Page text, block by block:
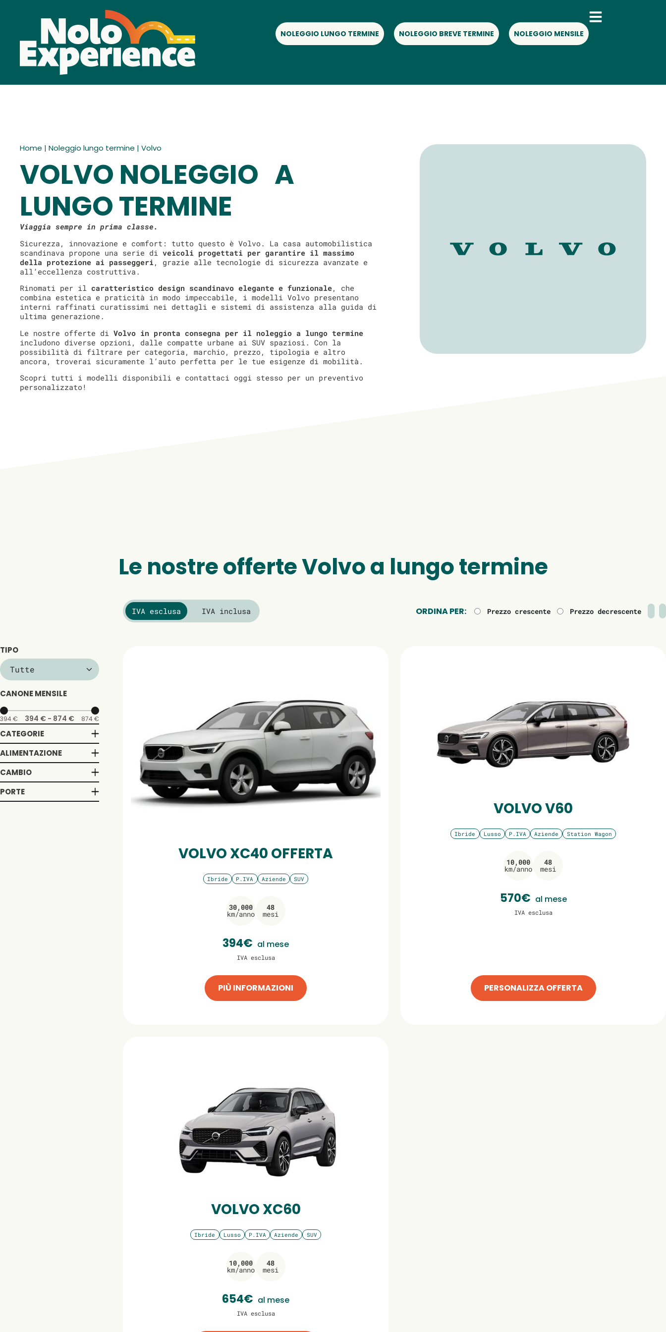
NOLEGGIO LUNGO TERMINE NOLEGGIO BREVE TERMINE NOLEGGIO MENSILE
Home | Noleggio lungo termine | Volvo
VOLVO NOLEGGIO A
LUNGO TERMINE
Viaggia sempre in prima classe.
Sicurezza, innovazione e comfort: tutto questo è Volvo. La casa automobilistica
scandinava propone una serie di veicoli progettati per garantire il massimo
della protezione ai passeggeri , grazie alle tecnologie di sicurezza avanzate e
all’eccellenza costruttiva.
Rinomati per il caratteristico design scandinavo elegante e funzionale, che
combina estetica e praticità in modo impeccabile, i modelli Volvo presentano
interni raffinati curatissimi nei dettagli e sistemi di assistenza alla guida di
ultima generazione.
Le nostre offerte di Volvo in pronta consegna per il noleggio a lungo termine
includono diverse opzioni, dalle compatte urbane ai SUV spaziosi. Con la
possibilità di filtrare per categoria, marchio, prezzo, tipologia e altro
ancora, troverai sicuramente l’auto perfetta per le tue esigenze di mobilità.
Scopri tutti i modelli disponibili e contattaci oggi stesso per un preventivo
personalizzato!
Le nostre offerte Volvo a lungo termine
IVA esclusa IVA inclusa ORDINA PER: Prezzo crescente Prezzo decrescente
TIPO
CANONE MENSILE
394 € 394 € - 874 € 874 €
CATEGORIE
ALIMENTAZIONE
CAMBIO
PORTE
VOLVO XC40 OFFERTA
Ibride P.IVA Aziende SUV
30,000
km/anno
48
mesi
394€ al mese
IVA esclusa
PIÙ INFORMAZIONI
VOLVO V60
Ibride Lusso P.IVA Aziende Station Wagon
10,000
km/anno
48
mesi
570€ al mese
IVA esclusa
PERSONALIZZA OFFERTA
VOLVO XC60
Ibride Lusso P.IVA Aziende SUV
10,000
km/anno
48
mesi
654€ al mese
IVA esclusa